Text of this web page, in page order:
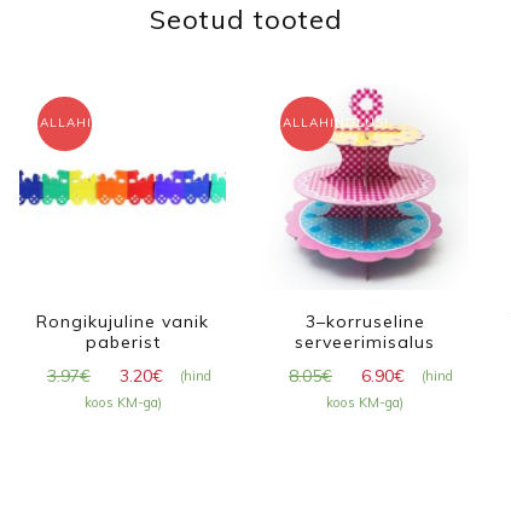
Seotud tooted
ALLAHINDLUS!
Rongikujuline vanik
paberist
3.97€
Algne
hind
3.20€
Praegune
(hind
koos KM-ga)
ALLAHINDLUS!
3–korruseline
serveerimisalus
8.05€
Algne
hind
6.90€
Praegune
(hind
koos KM-ga)